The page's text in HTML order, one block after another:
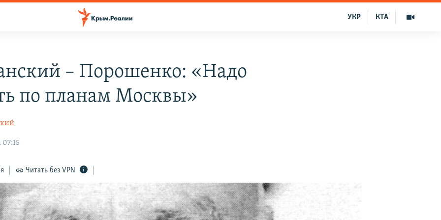
КТА
УКР
– Порошенко: «Надо
по планам Москвы»
07:15
Читать без VPN